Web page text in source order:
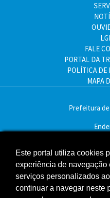
Este portal utiliza cookies
experiência de navegação
serviços personalizados
continuar a navegar neste
FALE
PORTAL DA
POLÍTICA DE
MAPA
Prefeitura de
CEP:
Atendimento: segunda